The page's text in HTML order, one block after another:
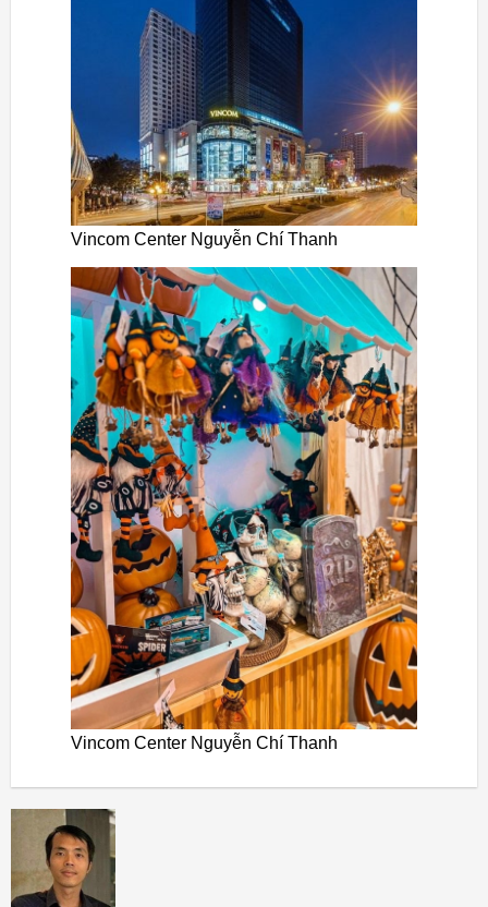
Vincom Center Nguyễn Chí Thanh
Vincom Center Nguyễn Chí Thanh